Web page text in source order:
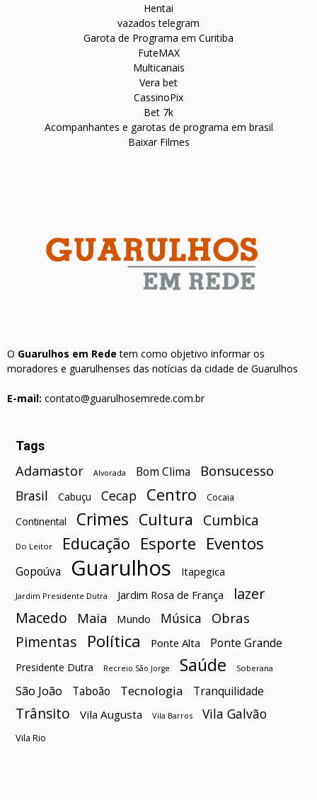
Hentai
vazados telegram
Garota de Programa em Curitiba
FuteMAX
Multicanais
Vera bet
CassinoPix
Bet 7k
Acompanhantes e garotas de programa em brasil
Baixar Filmes
O Guarulhos em Rede tem como objetivo informar os
moradores e guarulhenses das notícias da cidade de Guarulhos
E-mail: contato@guarulhosemrede.com.br
Tags
Adamastor Alvorada Bom Clima Bonsucesso
Brasil Cabuçu Cecap Centro Cocaia
Continental Crimes Cultura Cumbica
Do Leitor Educação Esporte Eventos
Gopoúva Guarulhos Itapegica
Jardim Presidente Dutra Jardim Rosa de França
lazer
Macedo
Maia Mundo Música Obras
Pimentas Política Ponte Alta Ponte Grande
Presidente Dutra Recreio São Jorge Saúde Soberana
São João Taboão Tecnologia Tranquilidade
Trânsito Vila Augusta Vila Barros Vila Galvão
Vila Rio